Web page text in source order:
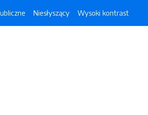
Niesłyszący Wysoki kontrast